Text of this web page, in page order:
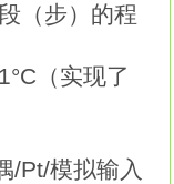
（步）的程
（实现了
/Pt/模拟输入